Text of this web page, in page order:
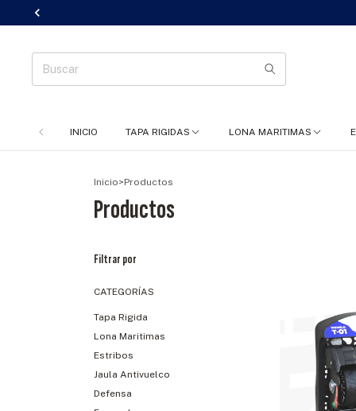
INICIO TAPA RIGIDAS LONA MARITIMAS
Inicio>Productos
Productos
Filtrar por
CATEGORÍAS
Tapa Rigida
Lona Maritimas
Estribos
Jaula Antivuelco
Defensa